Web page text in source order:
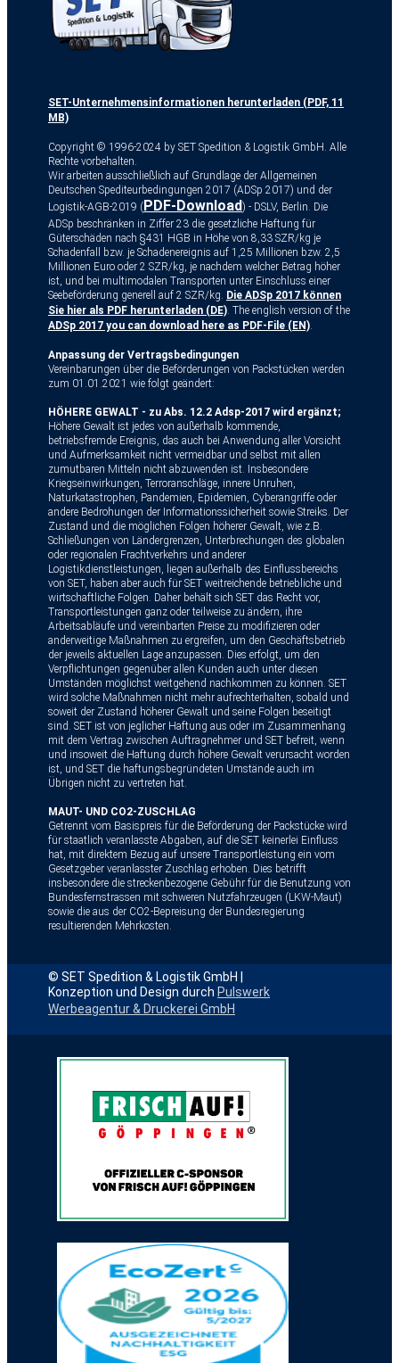
SET-Unternehmensinformationen herunterladen (PDF, 11
MB)
Copyright © 1996-2024 by SET Spedition & Logistik GmbH. Alle
Rechte vorbehalten.
Wir arbeiten ausschließlich auf Grundlage der Allgemeinen
Deutschen Spediteurbedingungen 2017 (ADSp 2017) und der
Logistik-AGB-2019 ( PDF-Download ) - DSLV, Berlin. Die
ADSp beschränken in Ziffer 23 die gesetzliche Haftung für
Güterschäden nach §431 HGB in Höhe von 8,33 SZR/kg je
Schadenfall bzw. je Schadenereignis auf 1,25 Millionen bzw. 2,5
Millionen Euro oder 2 SZR/kg, je nachdem welcher Betrag höher
ist, und bei multimodalen Transporten unter Einschluss einer
Seebeförderung generell auf 2 SZR/kg. Die ADSp 2017 können
Sie hier als PDF herunterladen (DE). The english version of the
ADSp 2017 you can download here as PDF-File (EN).
Anpassung der Vertragsbedingungen
Vereinbarungen über die Beförderungen von Packstücken werden
zum 01.01.2021 wie folgt geändert:
HÖHERE GEWALT - zu Abs. 12.2 Adsp-2017 wird ergänzt;
Höhere Gewalt ist jedes von außerhalb kommende,
betriebsfremde Ereignis, das auch bei Anwendung aller Vorsicht
und Aufmerksamkeit nicht vermeidbar und selbst mit allen
zumutbaren Mitteln nicht abzuwenden ist. Insbesondere
Kriegseinwirkungen, Terroranschläge, innere Unruhen,
Naturkatastrophen, Pandemien, Epidemien, Cyberangriffe oder
andere Bedrohungen der Informationssicherheit sowie Streiks. Der
Zustand und die möglichen Folgen höherer Gewalt, wie z.B.
Schließungen von Ländergrenzen, Unterbrechungen des globalen
oder regionalen Frachtverkehrs und anderer
Logistikdienstleistungen, liegen außerhalb des Einflussbereichs
von SET, haben aber auch für SET weitreichende betriebliche und
wirtschaftliche Folgen. Daher behält sich SET das Recht vor,
Transportleistungen ganz oder teilweise zu ändern, ihre
Arbeitsabläufe und vereinbarten Preise zu modifizieren oder
anderweitige Maßnahmen zu ergreifen, um den Geschäftsbetrieb
der jeweils aktuellen Lage anzupassen. Dies erfolgt, um den
Verpflichtungen gegenüber allen Kunden auch unter diesen
Umständen möglichst weitgehend nachkommen zu können. SET
wird solche Maßnahmen nicht mehr aufrechterhalten, sobald und
soweit der Zustand höherer Gewalt und seine Folgen beseitigt
sind. SET ist von jeglicher Haftung aus oder im Zusammenhang
mit dem Vertrag zwischen Auftragnehmer und SET befreit, wenn
und insoweit die Haftung durch höhere Gewalt verursacht worden
ist, und SET die haftungsbegründeten Umstände auch im
Übrigen nicht zu vertreten hat.
MAUT- UND CO2-ZUSCHLAG
Getrennt vom Basispreis für die Beförderung der Packstücke wird
für staatlich veranlasste Abgaben, auf die SET keinerlei Einfluss
hat, mit direktem Bezug auf unsere Transportleistung ein vom
Gesetzgeber veranlasster Zuschlag erhoben. Dies betrifft
insbesondere die streckenbezogene Gebühr für die Benutzung von
Bundesfernstrassen mit schweren Nutzfahrzeugen (LKW-Maut)
sowie die aus der CO2-Bepreisung der Bundesregierung
resultierenden Mehrkosten.
© ​SET Spedition & Logistik GmbH |
Konzeption und Design durch Pulswerk
Werbeagentur & Druckerei GmbH